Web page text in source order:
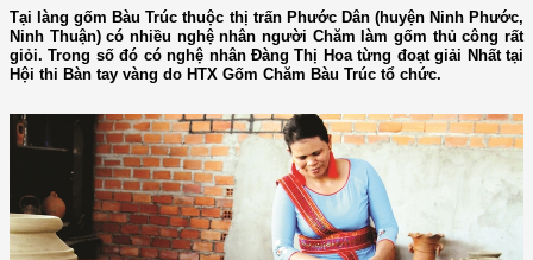
Tại làng gốm Bàu Trúc thuộc thị trấn Phước Dân (huyện Ninh Phước,
Ninh Thuận) có nhiều nghệ nhân người Chăm làm gốm thủ công rất
giỏi. Trong số đó có nghệ nhân Đàng Thị Hoa từng đoạt giải Nhất tại
Hội thi Bàn tay vàng do HTX Gốm Chăm Bàu Trúc tổ chức.